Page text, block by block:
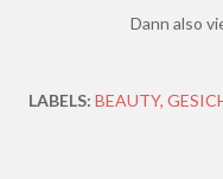
Dann also
LABELS: BEAUTY